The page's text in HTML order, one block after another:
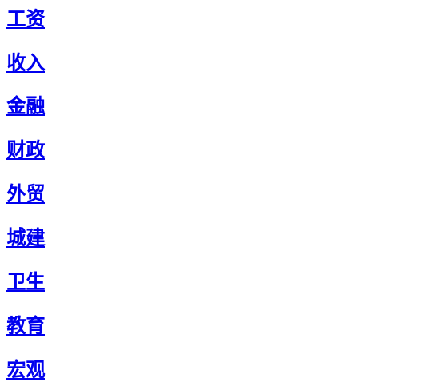
工资
收入
金融
财政
外贸
城建
卫生
教育
宏观